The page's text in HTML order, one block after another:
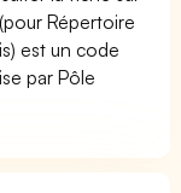
Répertoire
est un code
par Pôle